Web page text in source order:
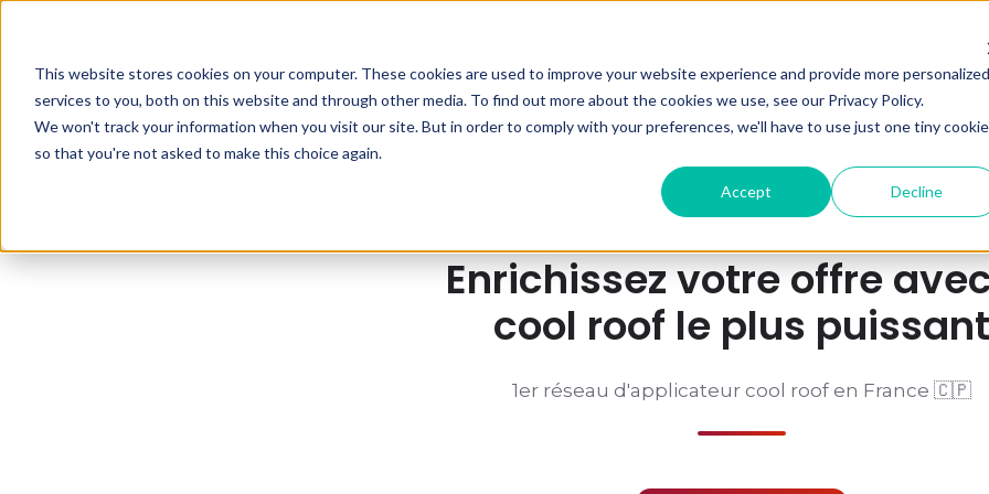
This website stores cookies on your computer. These cookies are used to improve your website experience and provide more personalized
services to you, both on this website and through other media. To find out more about the cookies we use, see our Privacy Policy.
We won't track your information when you visit our site. But in order to comply with your preferences, we'll have to use just one tiny cookie
so that you're not asked to make this choice again.
Accept Decline
Enrichissez votre offre
cool roof le plus puissant
1er réseau d'applicateur cool roof en France 🇨🇵